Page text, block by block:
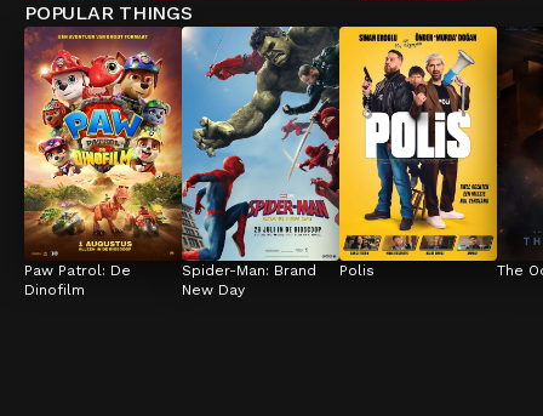
POPULAR THINGS
Paw Patrol: De
Dinofilm
Spider-Man: Brand
New Day
Polis The